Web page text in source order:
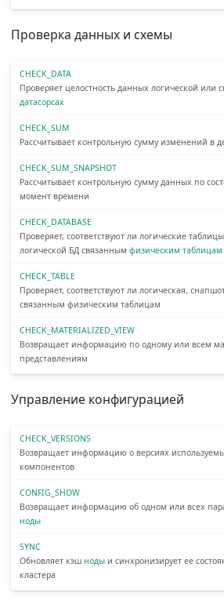
Проверка данных и схемы
CHECK_DATA
Проверяет целостность данных логической или
датасорсах
CHECK_SUM
Рассчитывает контрольную сумму изменений в
CHECK_SUM_SNAPSHOT
Рассчитывает контрольную сумму данных по
момент времени
CHECK_DATABASE
Проверяет, соответствуют ли логические
логической БД связанным физическим таблицам
CHECK_TABLE
Проверяет, соответствуют ли логическая,
связанным физическим таблицам
CHECK_MATERIALIZED_VIEW
Возвращает информацию по одному или всем
представлениям
Управление конфигурацией
CHECK_VERSIONS
Возвращает информацию о версиях
компонентов
CONFIG_SHOW
Возвращает информацию об одном или всех
ноды
SYNC
Обновляет кэш нодыи синхронизирует ее
кластера